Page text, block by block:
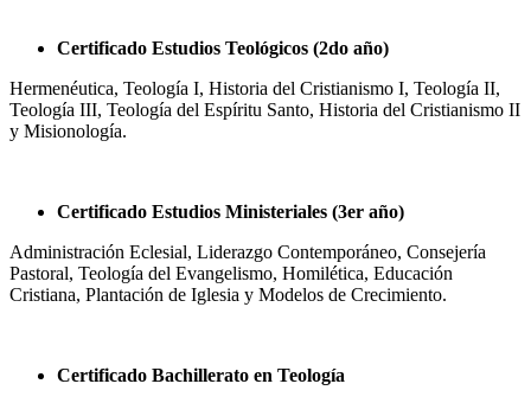
Certificado Estudios Teológicos (2do año)
Hermenéutica, Teología I, Historia del Cristianismo I, Teología II,
Teología III, Teología del Espíritu Santo, Historia del Cristianismo II
y Misionología.
Certificado Estudios Ministeriales (3er año)
Administración Eclesial, Liderazgo Contemporáneo, Consejería
Pastoral, Teología del Evangelismo, Homilética, Educación
Cristiana, Plantación de Iglesia y Modelos de Crecimiento.
Certificado Bachillerato en Teología